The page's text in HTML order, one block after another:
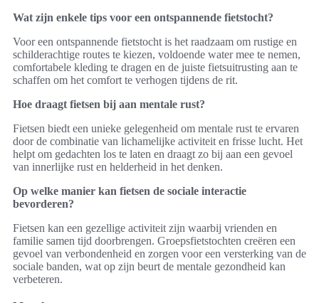
Wat zijn enkele tips voor een ontspannende fietstocht?
Voor een ontspannende fietstocht is het raadzaam om rustige en
schilderachtige routes te kiezen, voldoende water mee te nemen,
comfortabele kleding te dragen en de juiste fietsuitrusting aan te
schaffen om het comfort te verhogen tijdens de rit.
Hoe draagt fietsen bij aan mentale rust?
Fietsen biedt een unieke gelegenheid om mentale rust te ervaren
door de combinatie van lichamelijke activiteit en frisse lucht. Het
helpt om gedachten los te laten en draagt zo bij aan een gevoel
van innerlijke rust en helderheid in het denken.
Op welke manier kan fietsen de sociale interactie
bevorderen?
Fietsen kan een gezellige activiteit zijn waarbij vrienden en
familie samen tijd doorbrengen. Groepsfietstochten creëren een
gevoel van verbondenheid en zorgen voor een versterking van de
sociale banden, wat op zijn beurt de mentale gezondheid kan
verbeteren.